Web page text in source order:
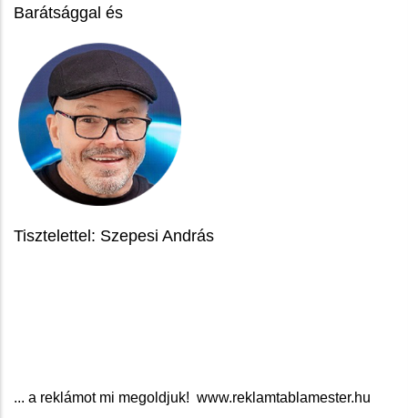
Barátsággal és
Tisztelettel: Szepesi András
... a reklámot mi megoldjuk! www.reklamtablamester.hu